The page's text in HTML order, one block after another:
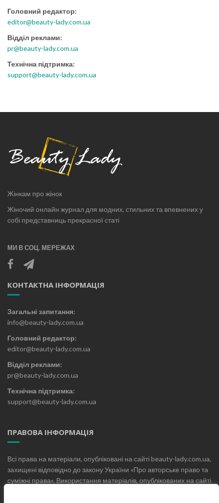
Головний редактор:
editor@beauty-lady.com.ua
Відділ реклами:
pr@beauty-lady.com.ua
Технічна підтримка:
support@beauty-lady.com.ua
Жінкам про жінок
Жіночий онлайн журнал для модних, стильних та впевнених у
собі представниць прекрасної статі
МИ В СОЦ. МЕРЕЖАХ
КОНТАКТНА ІНФОРМАЦІЯ
Загальні запитання:
info@beauty-lady.com.ua
Головний редактор:
editor@beauty-lady.com.ua
Відділ реклами:
pr@beauty-lady.com.ua
Технічна підтримка:
support@beauty-lady.com.ua
ПРАВОВА ІНФОРМАЦІЯ
Всі права на матеріали, опубліковані на сайті beauty-lady.com.ua,
захищені відповідно до закону України «Про авторське право та
суміжні права». Використання матеріалів, опублікованих на сайті